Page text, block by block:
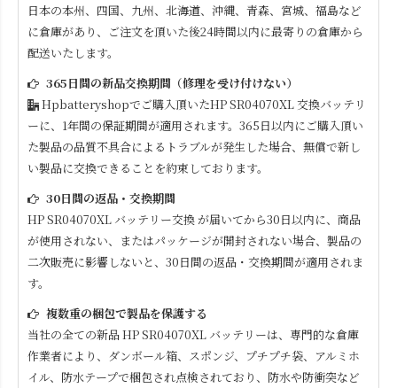
日本の本州、四国、九州、北海道、沖縄、青森、宮城、福島など
に倉庫があり、ご注文を頂いた後24時間以内に最寄りの倉庫から
配送いたします。
365日間の新品交換期間（修理を受け付けない）
Hpbatteryshopでご購入頂いたHP SR04070XL交換バッテリ
ーに、1年間の保証期間が適用されます。365日以内にご購入頂い
た製品の品質不具合によるトラブルが発生した場合、無償で新し
い製品に交換できることを約束しております。
30日間の返品・交換期間
HP SR04070XL バッテリー交換 が届いてから30日以内に、商品
が使用されない、またはパッケージが開封されない場合、製品の
二次販売に影響しないと、30日間の返品・交換期間が適用されま
す。
複数重の梱包で製品を保護する
当社の全ての新品HP SR04070XL バッテリーは、専門的な倉庫
作業者により、ダンボール箱、スポンジ、プチプチ袋、アルミホ
イル、防水テープで梱包され点検されており、防水や防衝突など